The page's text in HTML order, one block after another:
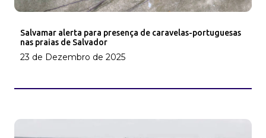
Salvamar alerta para presença de caravelas-portuguesas
nas praias de Salvador
23 de Dezembro de 2025